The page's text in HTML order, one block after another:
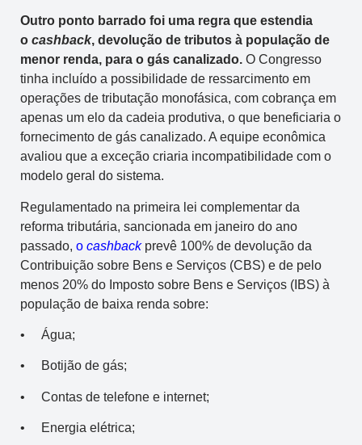
Outro ponto barrado foi uma regra que estendia
o cashback, devolução de tributos à população de
menor renda, para o gás canalizado. O Congresso
tinha incluído a possibilidade de ressarcimento em
operações de tributação monofásica, com cobrança em
apenas um elo da cadeia produtiva, o que beneficiaria o
fornecimento de gás canalizado. A equipe econômica
avaliou que a exceção criaria incompatibilidade com o
modelo geral do sistema.
Regulamentado na primeira lei complementar da
reforma tributária, sancionada em janeiro do ano
passado, o cashbackprevê 100% de devolução da
Contribuição sobre Bens e Serviços (CBS) e de pelo
menos 20% do Imposto sobre Bens e Serviços (IBS) à
população de baixa renda sobre:
• Água;
• Botijão de gás;
• Contas de telefone e internet;
• Energia elétrica;